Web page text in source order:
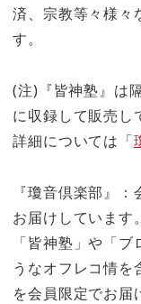
済、宗教等々様々
す。
(注)『皆神塾』は
に収録して販売し
詳細については「
『瓊音倶楽部』
お届けしています。
「皆神塾」や「
うなオフレコ情を
を会員限定でお届